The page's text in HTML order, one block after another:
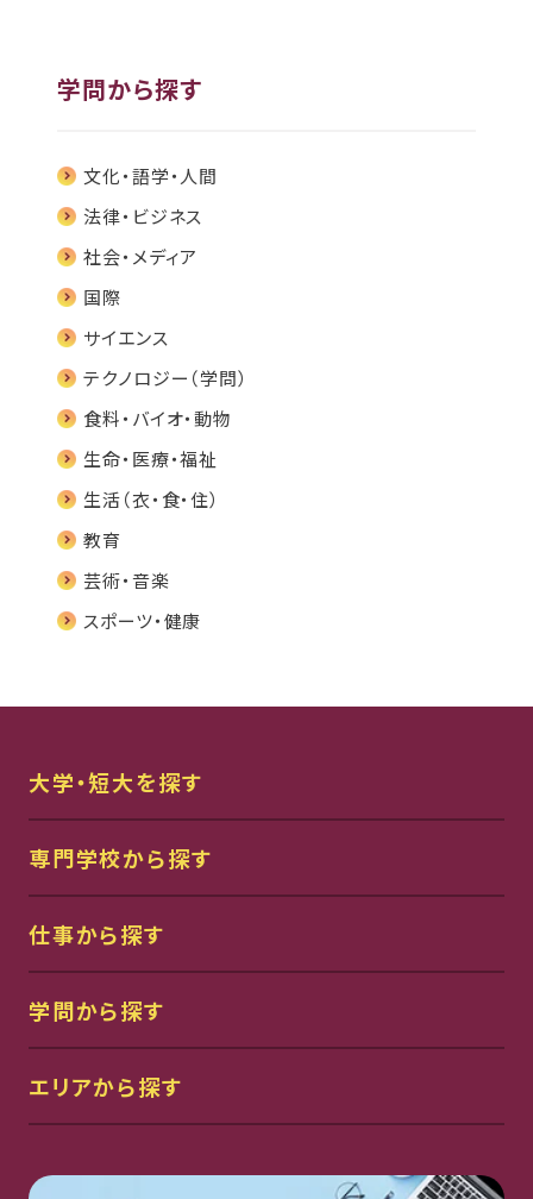
学問から探す
文化・語学・人間
法律・ビジネス
社会・メディア
国際
サイエンス
テクノロジー（学問）
食料・バイオ・動物
生命・医療・福祉
生活（衣・食・住）
教育
芸術・音楽
スポーツ・健康
大学・短大を探す
専門学校から探す
仕事から探す
学問から探す
エリアから探す